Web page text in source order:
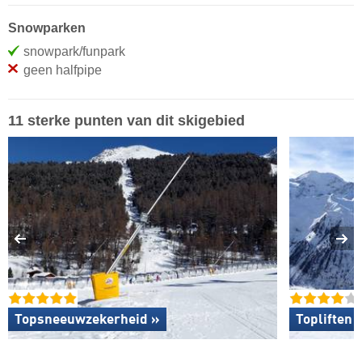
Snowparken
snowpark/funpark
geen halfpipe
11 sterke punten van dit skigebied
Topsneeuwzekerheid » Topliften